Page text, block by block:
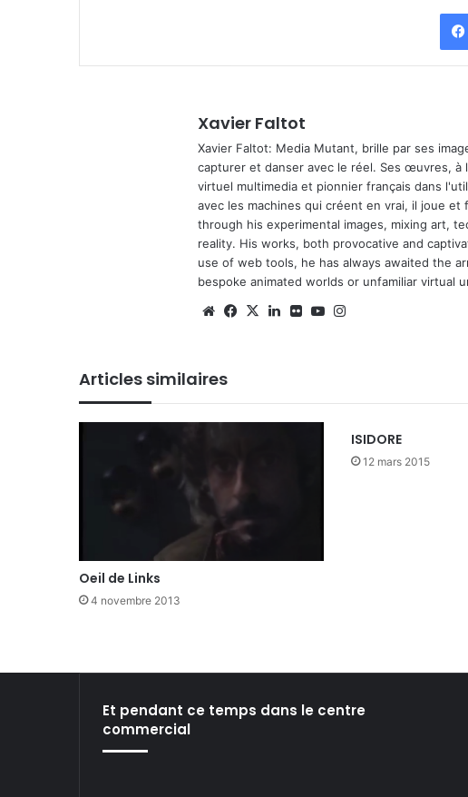
Xavier Faltot
Xavier Faltot: Media Mutant, brille par ses
capturer et danser avec le réel. Ses œuvres,
virtuel multimedia et pionnier français dans
avec les machines qui créent en vrai, il joue
through his experimental images, mixing art,
reality. His works, both provocative and
use of web tools, he has always awaited the
bespoke animated worlds or unfamiliar virtual
WebsiteFacebook
X Linkedin
FlickrYouTube
Articles similaires
Oeil de Links
4 novembre 2013
ISIDORE
12 mars 2015
Et pendant ce temps dans le centre
commercial